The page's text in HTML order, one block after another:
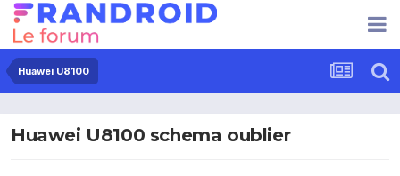
Huawei U8100
Huawei U8100 schema oublier